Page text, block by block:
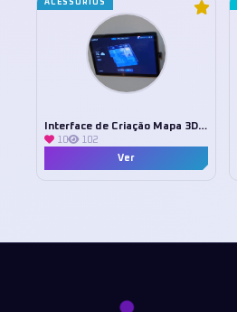
ACESSÓRIOS
Interface de Criação Mapa 3D Tuya
10
102
Ver